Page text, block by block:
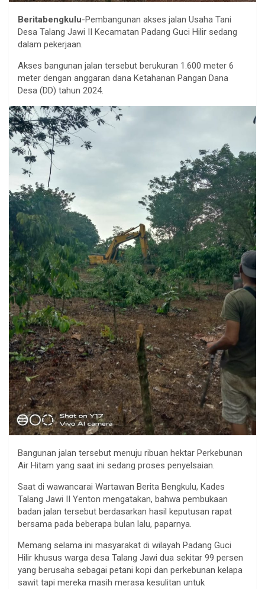
Beritabengkulu-Pembangunan akses jalan Usaha Tani
Desa Talang Jawi II Kecamatan Padang Guci Hilir sedang
dalam pekerjaan.
Akses bangunan jalan tersebut berukuran 1.600 meter 6
meter dengan anggaran dana Ketahanan Pangan Dana
Desa (DD) tahun 2024.
Bangunan jalan tersebut menuju ribuan hektar Perkebunan
Air Hitam yang saat ini sedang proses penyelsaian.
Saat di wawancarai Wartawan Berita Bengkulu, Kades
Talang Jawi II Yenton mengatakan, bahwa pembukaan
badan jalan tersebut berdasarkan hasil keputusan rapat
bersama pada beberapa bulan lalu, paparnya.
Memang selama ini masyarakat di wilayah Padang Guci
Hilir khusus warga desa Talang Jawi dua sekitar 99 persen
yang berusaha sebagai petani kopi dan perkebunan kelapa
sawit tapi mereka masih merasa kesulitan untuk